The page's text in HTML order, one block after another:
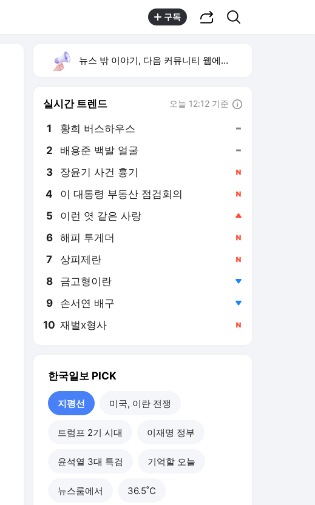
구독
뉴스 밖 이야기, 다음 커뮤니티 웹에서 보기
실시간 트렌드 오늘 12:12 기준
1 황희 버스하우스
2 배용준 백발 얼굴
3 장윤기 사건 흉기
4 이 대통령 부동산 점검회의
5 이런 엿 같은 사랑
6 해피 투게더
7 상피제란
8 금고형이란
9 손서연 배구
10 재벌x형사
한국일보 PICK
지평선 미국, 이란 전쟁
트럼프 2기 시대 이재명 정부
윤석열 3대 특검 기억할 오늘
뉴스룸에서 36.5˚C